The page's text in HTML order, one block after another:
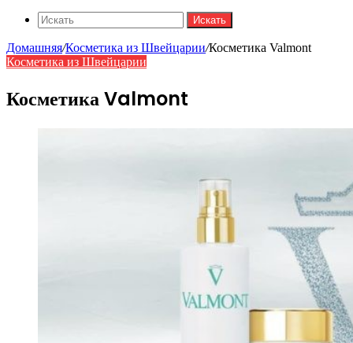
Искать
Домашняя/Косметика из Швейцарии/Косметика Valmont
Косметика из Швейцарии
Косметика Valmont